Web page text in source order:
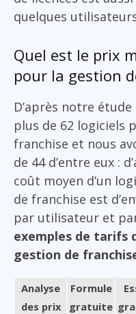
quelques
Quel est le prix
pour la gestion
D’après notre
plus de 62 logiciels
franchise et nous
de 44 d’entre eux :
coût moyen d’un
de franchise est
par utilisateur et
exemples de tarifs
gestion de
Analyse
des prix
Formule
gratuite